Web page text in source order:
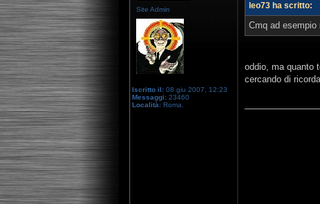
Site Admin
Iscritto il: 08 giu 2007, 12:23
Messaggi: 23460
Località: Roma.
leo73 ha scritto:
Cmq ad
oddio, ma quanto
cercando di